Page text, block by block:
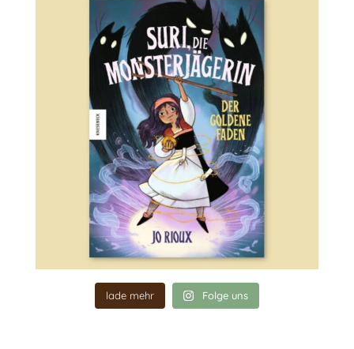
lade mehr Folge uns